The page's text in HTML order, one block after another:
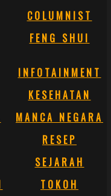
COLUMNIST
FENG SHUI
INFOTAINMENT
KESEHATAN
MANCA NEGARA
RESEP
SEJARAH
TOKOH